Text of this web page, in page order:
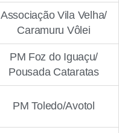
Associação Vila Velha/
Caramuru Vôlei
PM Foz do Iguaçu/
Pousada Cataratas
PM Toledo/Avotol